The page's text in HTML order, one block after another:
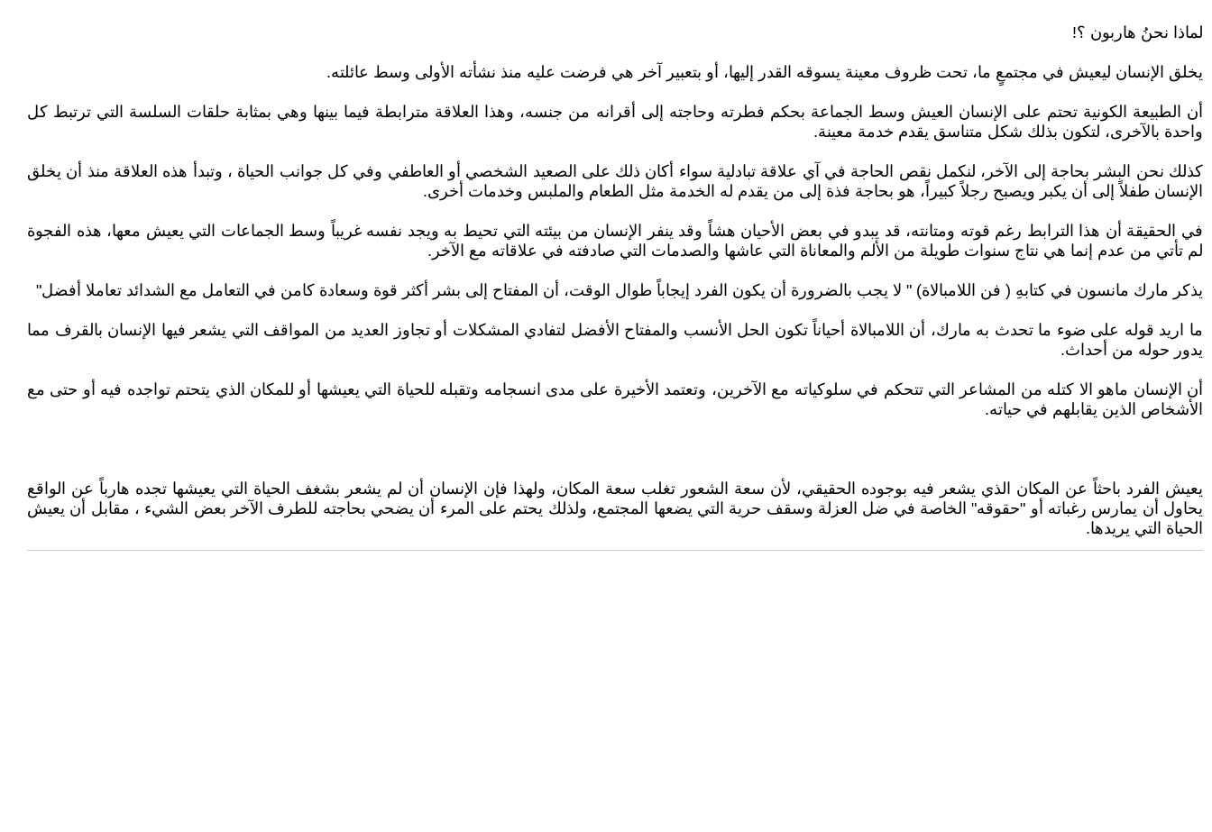
لماذا نحنُ هاربون ؟!
يخلق الإنسان ليعيش في مجتمعٍ ما، تحت ظروف معينة يسوقه القدر إليها، أو بتعبير آخر هي فرضت عليه منذ نشأته الأولى وسط عائلته.
أن الطبيعة الكونية تحتم على الإنسان العيش وسط الجماعة بحكم فطرته وحاجته إلى أقرانه من جنسه، وهذا العلاقة مترابطة فيما بينها وهي بمثابة حلقات السلسة التي ترتبط كل
واحدة بالآخرى، لتكون بذلك شكل متناسق يقدم خدمة معينة.
كذلك نحن البشر بحاجة إلى الآخر، لنكمل نقص الحاجة في آي علاقة تبادلية سواء أكان ذلك على الصعيد الشخصي أو العاطفي وفي كل جوانب الحياة ، وتبدأ هذه العلاقة منذ أن يخلق
الإنسان طفلاً إلى أن يكبر ويصبح رجلاً كبيراً، هو بحاجة فذة إلى من يقدم له الخدمة مثل الطعام والملبس وخدمات أخرى.
في الحقيقة أن هذا الترابط رغم قوته ومتانته، قد يبدو في بعض الأحيان هشاً وقد ينفر الإنسان من بيئته التي تحيط به ويجد نفسه غريباً وسط الجماعات التي يعيش معها، هذه الفجوة
لم تأتي من عدم إنما هي نتاج سنوات طويلة من الألم والمعاناة التي عاشها والصدمات التي صادفته في علاقاته مع الآخر.
يذكر مارك مانسون في كتابهِ ( فن اللامبالاة) " لا يجب بالضرورة أن يكون الفرد إيجاباً طوال الوقت، أن المفتاح إلى بشر أكثر قوة وسعادة كامن في التعامل مع الشدائد تعاملا أفضل"
ما اريد قوله على ضوء ما تحدث به مارك، أن اللامبالاة أحياناً تكون الحل الأنسب والمفتاح الأفضل لتفادي المشكلات أو تجاوز العديد من المواقف التي يشعر فيها الإنسان بالقرف مما
يدور حوله من أحداث.
أن الإنسان ماهو الا كتله من المشاعر التي تتحكم في سلوكياته مع الآخرين، وتعتمد الأخيرة على مدى انسجامه وتقبله للحياة التي يعيشها أو للمكان الذي يتحتم تواجده فيه أو حتى مع
الأشخاص الذين يقابلهم في حياته.
يعيش الفرد باحثاً عن المكان الذي يشعر فيه بوجوده الحقيقي، لأن سعة الشعور تغلب سعة المكان، ولهذا فإن الإنسان أن لم يشعر بشغف الحياة التي يعيشها تجده هارباً عن الواقع
يحاول أن يمارس رغباته أو "حقوقه" الخاصة في ضل العزلة وسقف حرية التي يضعها المجتمع، ولذلك يحتم على المرء أن يضحي بحاجته للطرف الآخر بعض الشيء ، مقابل أن يعيش
الحياة التي يريدها.